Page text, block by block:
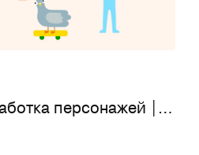
16
2D анимация | Разработка персонажей | Мультики